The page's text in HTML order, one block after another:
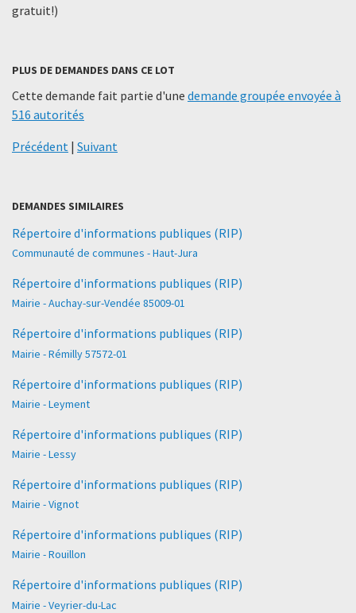
gratuit!)
PLUS DE DEMANDES DANS CE LOT
Cette demande fait partie d'une demande groupée envoyée à
516 autorités
Précédent | Suivant
DEMANDES SIMILAIRES
Répertoire d'informations publiques (RIP)
Communauté de communes - Haut-Jura
Répertoire d'informations publiques (RIP)
Mairie - Auchay-sur-Vendée 85009-01
Répertoire d'informations publiques (RIP)
Mairie - Rémilly 57572-01
Répertoire d'informations publiques (RIP)
Mairie - Leyment
Répertoire d'informations publiques (RIP)
Mairie - Lessy
Répertoire d'informations publiques (RIP)
Mairie - Vignot
Répertoire d'informations publiques (RIP)
Mairie - Rouillon
Répertoire d'informations publiques (RIP)
Mairie - Veyrier-du-Lac